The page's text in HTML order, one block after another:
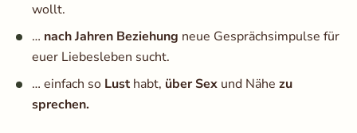
wollt.
… nach Jahren Beziehung neue Gesprächsimpulse für
euer Liebesleben sucht.
… einfach so Lusthabt, über Sex und Nähe zu
sprechen.